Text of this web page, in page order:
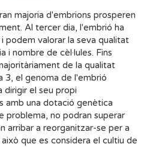
majoria d'embrions prosperen
Al tercer dia, l'embrió ha
podem valorar la seva qualitat
i nombre de cèl·lules. Fins
de la qualitat
3, el genoma de l'embrió
dirigir el seu propi
amb una dotació genètica
problema, no podran superar
arribar a reorganitzar-se per a
que es considera el cultiu de